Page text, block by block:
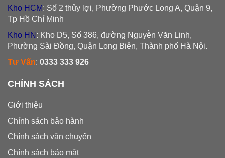
Kho HCM: Số 2 thủy lợi, Phường Phước Long A, Quận 9,
Tp Hồ Chí Minh
Kho HN : Kho D5, Số 386, đường Nguyễn Văn Linh,
Phường Sài Đồng, Quận Long Biên, Thành phố Hà Nội.
Tư Vấn: 0333 333 926
CHÍNH SÁCH
Giới thiệu
Chính sách bảo hành
Chính sách vận chuyển
Chính sách bảo mật